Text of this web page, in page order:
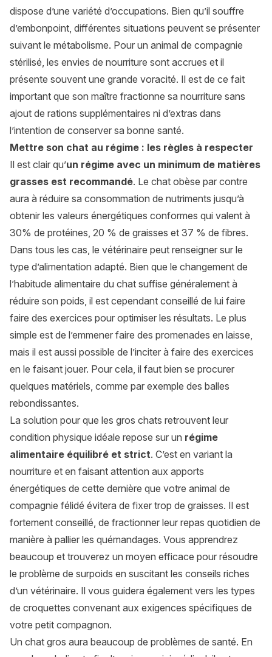
dispose d’une variété d’occupations. Bien qu’il souffre
d’embonpoint, différentes situations peuvent se présenter
suivant le métabolisme. Pour un animal de compagnie
stérilisé, les envies de nourriture sont accrues et il
présente souvent une grande voracité. Il est de ce fait
important que son maître fractionne sa nourriture sans
ajout de rations supplémentaires ni d’extras dans
l’intention de conserver sa bonne santé.
Mettre son chat au régime : les règles à respecter
Il est clair qu’un régime avec un minimum de matières
grasses est recommandé. Le chat obèse par contre
aura à réduire sa consommation de nutriments jusqu’à
obtenir les valeurs énergétiques conformes qui valent à
30% de protéines, 20 % de graisses et 37 % de fibres.
Dans tous les cas, le vétérinaire peut renseigner sur le
type d’alimentation adapté. Bien que le changement de
l’habitude alimentaire du chat suffise généralement à
réduire son poids, il est cependant conseillé de lui faire
faire des exercices pour optimiser les résultats. Le plus
simple est de l’emmener faire des promenades en laisse,
mais il est aussi possible de l’inciter à faire des exercices
en le faisant jouer. Pour cela, il faut bien se procurer
quelques matériels, comme par exemple des balles
rebondissantes.
La solution pour que les gros chats retrouvent leur
condition physique idéale repose sur un régime
alimentaire équilibré et strict. C’est en variant la
nourriture et en faisant attention aux apports
énergétiques de cette dernière que votre animal de
compagnie félidé évitera de fixer trop de graisses. Il est
fortement conseillé, de fractionner leur repas quotidien de
manière à pallier les quémandages. Vous apprendrez
beaucoup et trouverez un moyen efficace pour résoudre
le problème de surpoids en suscitant les conseils riches
d’un vétérinaire. Il vous guidera également vers les types
de croquettes convenant aux exigences spécifiques de
votre petit compagnon.
Un chat gros aura beaucoup de problèmes de santé. En